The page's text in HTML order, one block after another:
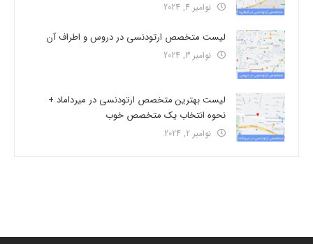
نوامبر 4, 2024
لیست متخصص ارتودنسی در دروس و اطراف آن
نوامبر 3, 2024
لیست بهترین متخصص ارتودنسی در میرداماد +
نحوه انتخاب یک متخصص خوب
نوامبر 2, 2024